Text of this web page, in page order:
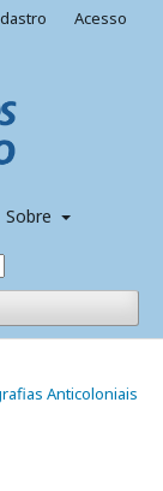
Sobre
Acesso
Anticoloniais